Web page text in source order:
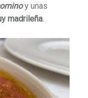
y unas
madrileña.